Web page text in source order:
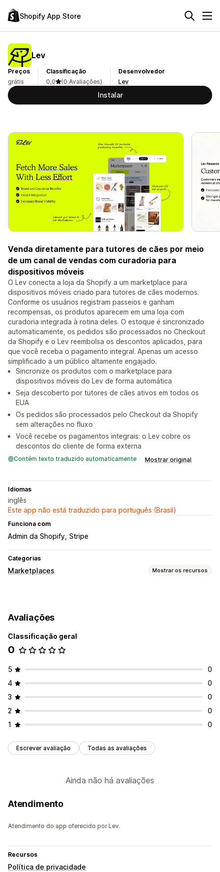
Shopify App Store
Lev
Preços
grátis
Classificação
0,0
(0 Avaliações)
Desenvolvedor
Lev
Instalar
Venda diretamente para tutores de cães por meio
de um canal de vendas com curadoria para
dispositivos móveis
O Lev conecta a loja da Shopify a um marketplace para
dispositivos móveis criado para tutores de cães modernos.
Conforme os usuários registram passeios e ganham
recompensas, os produtos aparecem em uma loja com
curadoria integrada à rotina deles. O estoque é sincronizado
automaticamente, os pedidos são processados no Checkout
da Shopify e o Lev reembolsa os descontos aplicados, para
que você receba o pagamento integral. Apenas um acesso
simplificado a um público altamente engajado.
Sincronize os produtos com o marketplace para
dispositivos móveis do Lev de forma automática
Seja descoberto por tutores de cães ativos em todos os
EUA
Os pedidos são processados pelo Checkout da Shopify
sem alterações no fluxo
Você recebe os pagamentos integrais: o Lev cobre os
descontos do cliente de forma externa
Contém texto traduzido automaticamente Mostrar original
Idiomas
inglês
Este app não está traduzido para português (Brasil)
Funciona com
Admin da Shopify Stripe
Categorias
Marketplaces Mostrar os recursos
Gerenciamento de pedidos
Pedidos em massa
Sincronização de acompanhamento
Avaliações
Classificação geral
0
5
0
4
0
3
0
2
0
1
0
Escrever avaliação Todas as avaliações
Ainda não há avaliações
Atendimento
Atendimento do app oferecido por Lev.
Recursos
Política de privacidade